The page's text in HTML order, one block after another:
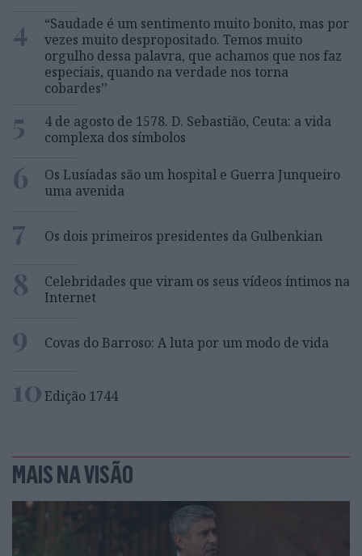
4
“Saudade é um sentimento muito bonito, mas por
vezes muito despropositado. Temos muito
orgulho dessa palavra, que achamos que nos faz
especiais, quando na verdade nos torna
cobardes’’
5
4 de agosto de 1578. D. Sebastião, Ceuta: a vida
complexa dos símbolos
6
Os Lusíadas são um hospital e Guerra Junqueiro
uma avenida
7 Os dois primeiros presidentes da Gulbenkian
8
Celebridades que viram os seus vídeos íntimos na
Internet
9 Covas do Barroso: A luta por um modo de vida
10Edição 1744
MAIS NA VISÃO